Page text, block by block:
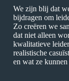
We zijn blij dat
bijdragen om
Zo creëren we
dat niet alleen
kwalitatieve
realistische
en wat ze